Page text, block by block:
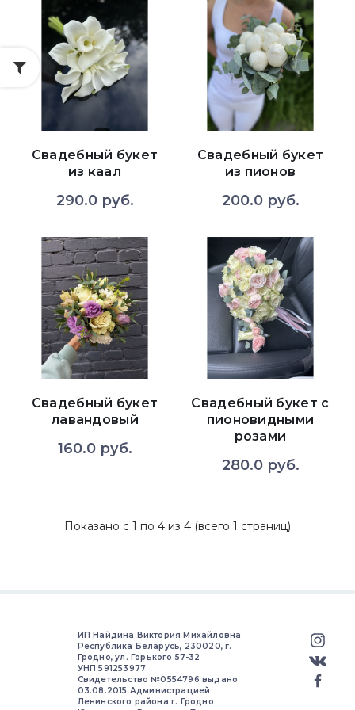
Свадебный букет
из каал
290.0 руб.
Свадебный букет
из пионов
200.0 руб.
Свадебный букет
лавандовый
160.0 руб.
Свадебный букет с
пионовидными
розами
280.0 руб.
Показано с 1 по 4 из 4 (всего 1 страниц)
ИП Найдина Виктория Михайловна
Республика Беларусь, 230020, г.
Гродно, ул. Горького 57-32
УНП 591253977
Свидетельство №0554796 выдано
03.08.2015 Администрацией
Ленинского района г. Гродно